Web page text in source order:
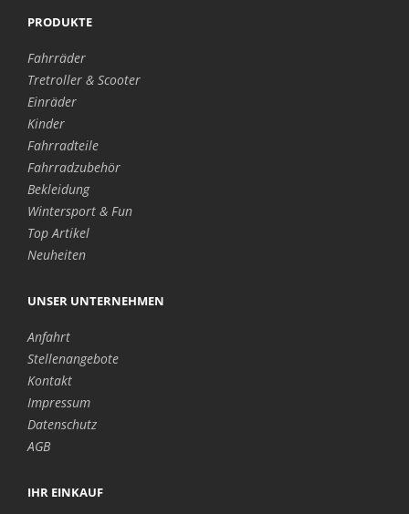
PRODUKTE
Fahrräder
Tretroller & Scooter
Einräder
Kinder
Fahrradteile
Fahrradzubehör
Bekleidung
Wintersport & Fun
Top Artikel
Neuheiten
UNSER UNTERNEHMEN
Anfahrt
Stellenangebote
Kontakt
Impressum
Datenschutz
AGB
IHR EINKAUF